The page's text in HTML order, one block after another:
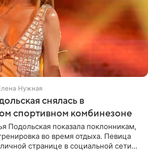
Нужная
снялась в
спортивном комбинезоне
Подольская показала поклонникам,
во время отдыха. Певица
странице в социальной сети